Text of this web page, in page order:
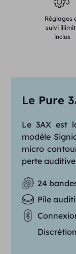
Réglages
suivi
inclus
Le Pure
Le 3AX est
modèle
micro
perte
24
Pile